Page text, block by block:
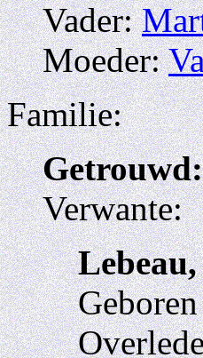
Vader:
Moeder:
Familie:
Getrouwd:
Verwante: